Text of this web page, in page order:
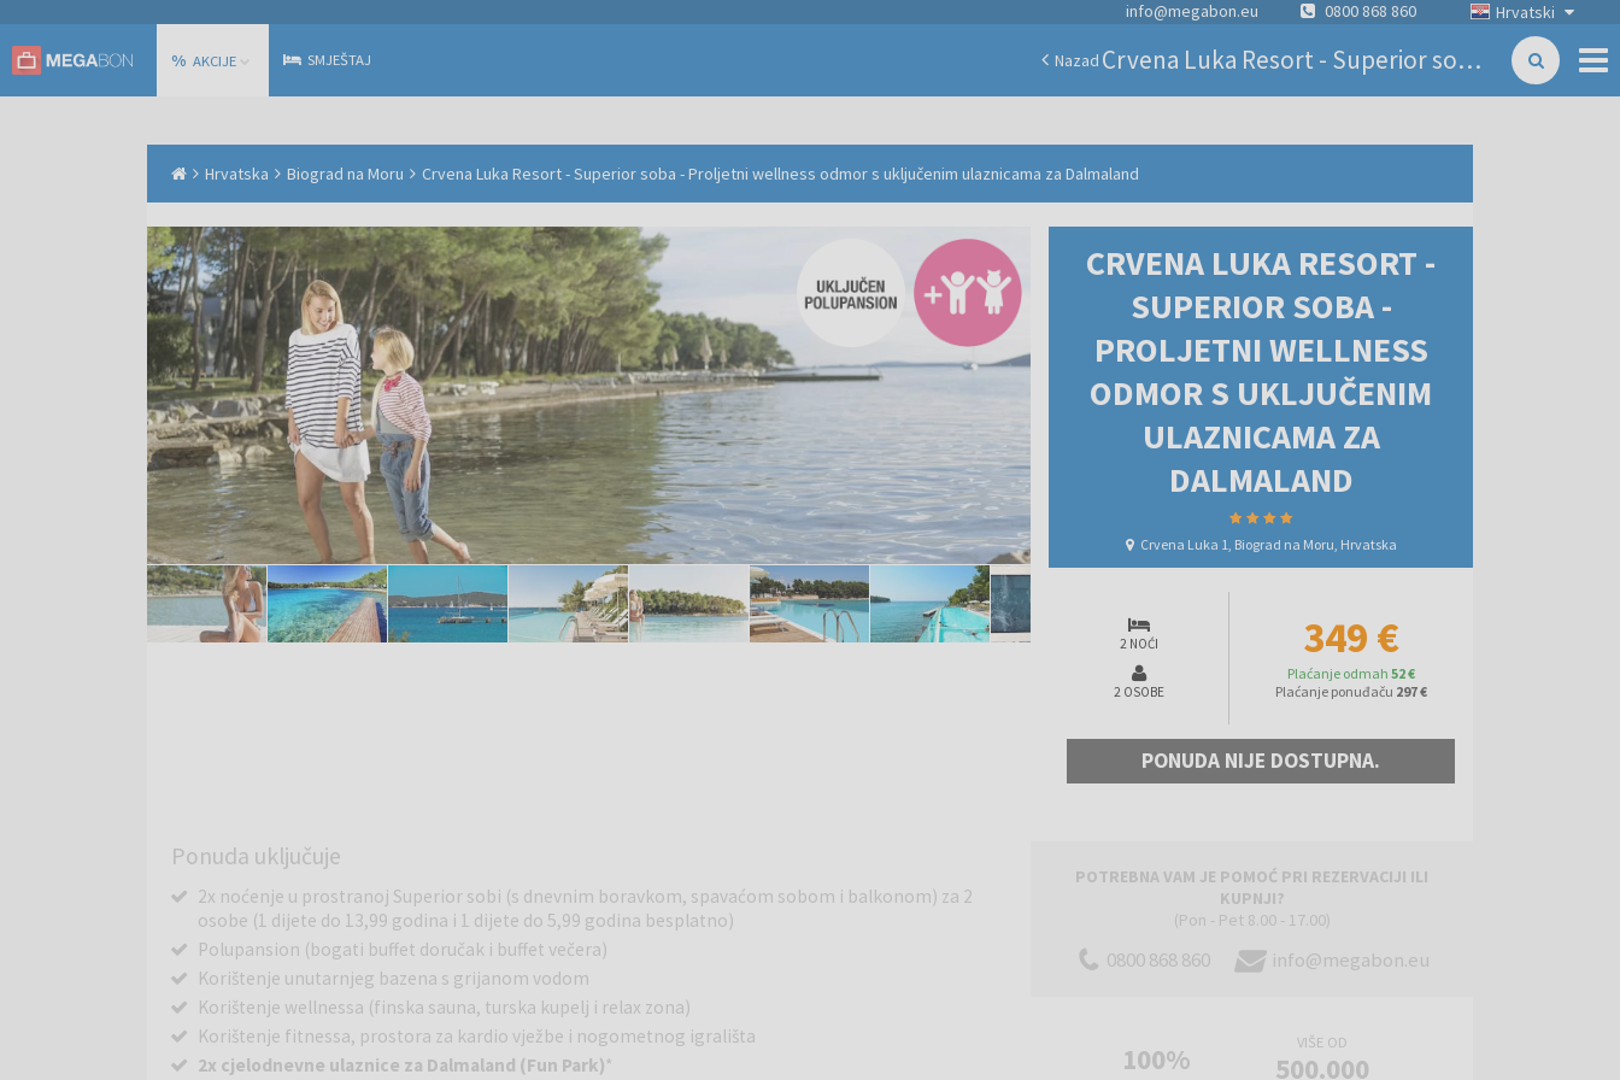
Hrvatski
info@megabon.eu 0800 868 860
% AKCIJE SMJEŠTAJ Nazad Crvena Luka Resort - Superior soba - Proljetni wellness odmor s uključenim ulaznicama za Dalmaland
Hrvatska Biograd na Moru Crvena Luka Resort - Superior soba - Proljetni wellness odmor s uključenim ulaznicama za Dalmaland
CRVENA LUKA RESORT -
SUPERIOR SOBA -
PROLJETNI WELLNESS
ODMOR S UKLJUČENIM
ULAZNICAMA ZA
DALMALAND
Crvena Luka 1, Biograd na Moru, Hrvatska
2 NOĆI
2 OSOBE
349 €
Plaćanje odmah 52 €
Plaćanje ponuđaču 297 €
PONUDA NIJE DOSTUPNA.
Ponuda uključuje
2x noćenje u prostranoj Superior sobi (s dnevnim boravkom, spavaćom sobom i balkonom) za 2
osobe (1 dijete do 13,99 godina i 1 dijete do 5,99 godina besplatno)
Polupansion (bogati buffet doručak i buffet večera)
Korištenje unutarnjeg bazena s grijanom vodom
Korištenje wellnessa (finska sauna, turska kupelj i relax zona)
Korištenje fitnessa, prostora za kardio vježbe i nogometnog igrališta
2x cjelodnevne ulaznice za Dalmaland (Fun Park)*
POTREBNA VAM JE POMOĆ PRI REZERVACIJI ILI
KUPNJI?
(Pon - Pet 8.00 - 17.00)
0800 868 860 info@megabon.eu
100% VIŠE OD
500.000